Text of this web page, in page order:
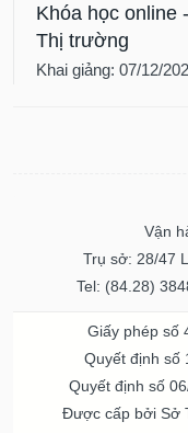
Khóa học online
Thị trường
Khai giảng: 07/12/
Vận
Trụ sở: 28/47
Tel: (84.28)
Giấy phép số
Quyết định số
Quyết định số
Được cấp bởi Sở